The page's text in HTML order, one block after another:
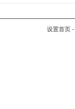
设置首页 -